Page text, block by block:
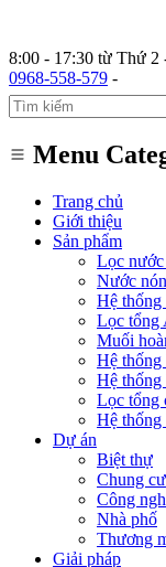
8:00 - 17:30 từ Thứ 2
0968-558-579 -
Menu
Trang chủ
Giới thiệu
Sản phẩm
Lọc
Nước
Hệ
Lọc tổng
Muối
Hệ thống
Hệ
Lọc tổng
Hệ thống
Dự án
Biệt thự
Chung cư
Công
Nhà phố
Thương
Giải pháp